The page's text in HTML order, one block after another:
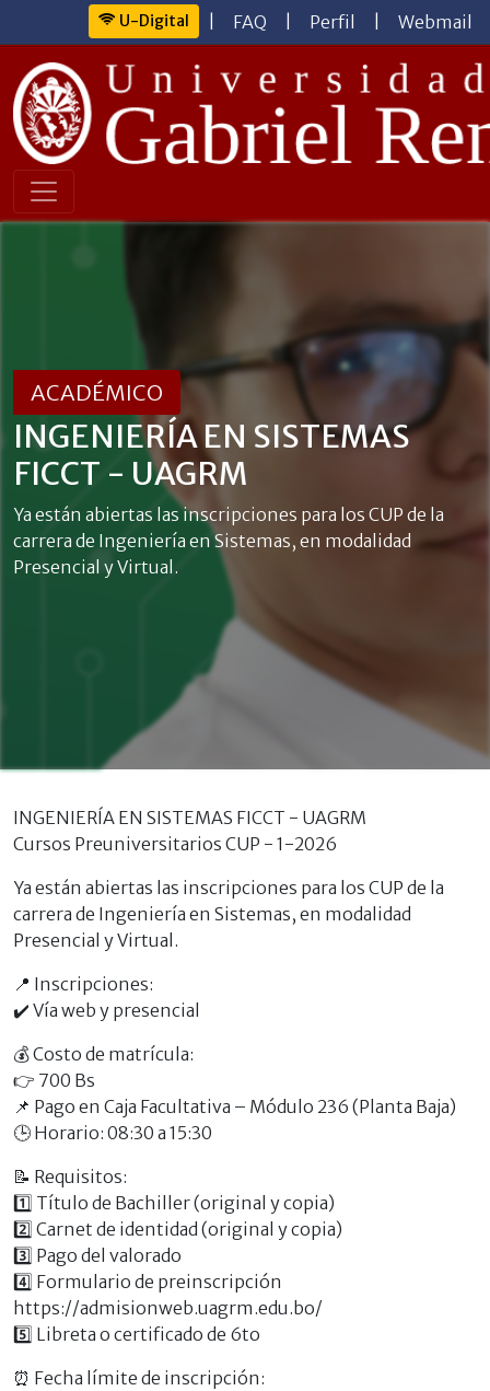
U-Digital FAQ Perfil Webmail
ACADÉMICO
INGENIERÍA EN SISTEMAS
FICCT - UAGRM
Ya están abiertas las inscripciones para los CUP de la
carrera de Ingeniería en Sistemas, en modalidad
Presencial y Virtual.
INGENIERÍA EN SISTEMAS FICCT - UAGRM
Cursos Preuniversitarios CUP - 1-2026
Ya están abiertas las inscripciones para los CUP de la
carrera de Ingeniería en Sistemas, en modalidad
Presencial y Virtual.
📍 Inscripciones:
✔️ Vía web y presencial
💰 Costo de matrícula:
👉 700 Bs
📌 Pago en Caja Facultativa – Módulo 236 (Planta Baja)
🕒 Horario: 08:30 a 15:30
📝 Requisitos:
1️⃣ Título de Bachiller (original y copia)
2️⃣ Carnet de identidad (original y copia)
3️⃣ Pago del valorado
4️⃣ Formulario de preinscripción
https://admisionweb.uagrm.edu.bo/
5️⃣ Libreta o certificado de 6to
⏰ Fecha límite de inscripción: